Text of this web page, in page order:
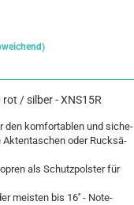
/ sil­ber - XNS15R
den kom­for­ta­blen und si­che­
Ak­ten­ta­schen oder Ruck­sä­
als Schutz­pols­ter für
meis­ten bis 16'' - Note­